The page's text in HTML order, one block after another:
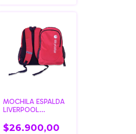
MOCHILA ESPALDA
LIVERPOOL
$26.900,00